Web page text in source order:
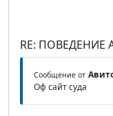
RE: ПОВЕДЕНИЕ
Сообщение от
Оф сайт суда